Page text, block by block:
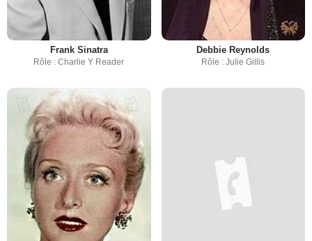
Frank Sinatra
Rôle : Charlie Y Reader
Debbie Reynolds
Rôle : Julie Gillis